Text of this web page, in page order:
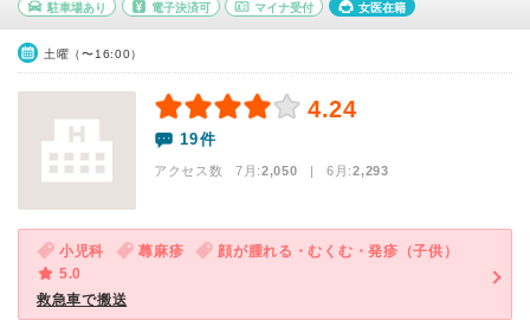
駐車場あり 電子決済可 マイナ受付 女医在籍
土曜（〜16:00）
4.24
19件
アクセス数 7月:2,050 | 6月:2,293
小児科 蕁麻疹
顔が腫れる・むくむ・発疹（子供）
5.0
救急車で搬送